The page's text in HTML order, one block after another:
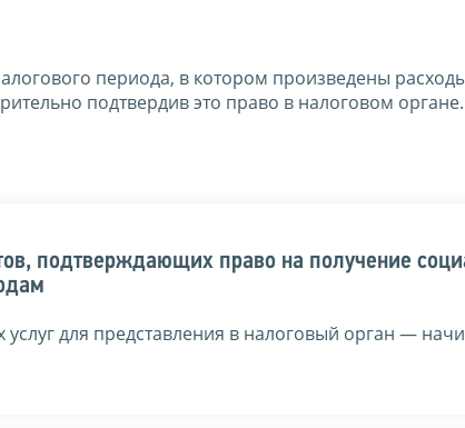
периода, в котором произведены
подтвердив это право в налоговом органе.
подтверждающих право на получение
для представления в налоговый орган —